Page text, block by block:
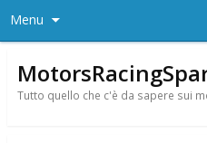
Menu
Tutto quello che c'è da sapere sui